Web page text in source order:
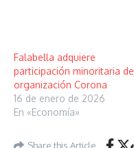
Falabella adquiere
participación minoritaria de
organización Corona
16 de enero de 2026
En «Economía»
Share this Article